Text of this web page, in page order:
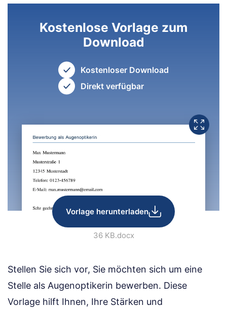
Kostenlose Vorlage zum
Download
Kostenloser Download
Direkt verfügbar
Vorlage herunterladen
36 KB.docx
Stellen Sie sich vor, Sie möchten sich um eine
Stelle als Augenoptikerin bewerben. Diese
Vorlage hilft Ihnen, Ihre Stärken und